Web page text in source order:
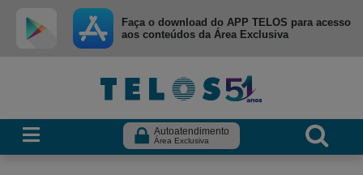
Ir para menu principal
Ir para conteúdo
Faça o download do APP TELOS para acesso
aos conteúdos da Área Exclusiva
Autoatendimento
Área Exclusiva